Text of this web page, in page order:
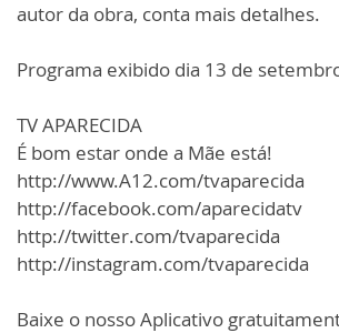
autor da obra, conta mais detalhes.
Programa exibido dia 13 de
TV APARECIDA
É bom estar onde a Mãe está!
http://www.A12.com/tvaparecida
http://facebook.com/aparecidatv
http://twitter.com/tvaparecida
http://instagram.com/tvaparecida
Baixe o nosso Aplicativo